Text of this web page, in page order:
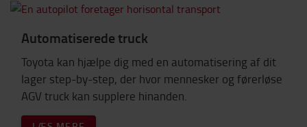
Automatiserede truck
Toyota kan hjælpe dig med en automatisering af dit
lager step-by-step, der hvor mennesker og førerløse
AGV truck kan supplere hinanden.